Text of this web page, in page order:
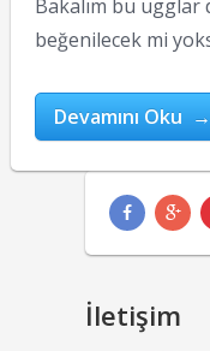
Bakalım bu ugglar
beğenilecek mi
Devamını Oku →
İletişim